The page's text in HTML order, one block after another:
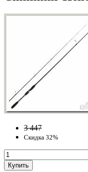
3 447
Скидка 32%